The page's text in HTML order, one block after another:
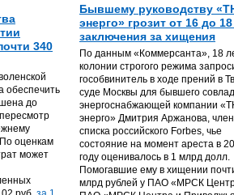
340
обеспечить
до
оценкам
может
Бывшему руководству
энерго» грозит от 16 до
заключения за хищения
По данным «Коммерсанта», 18
колонии строгого режима
гособвинитель в ходе прений в
суде Москвы для бывшего
энергоснабжающей компании
энерго» Дмитрия Аржанова,
списка российского Forbes, чье
состояние на момент ареста в
году оценивалось в 1 млрд долл.
Помогавшие ему в хищении
млрд рублей у ПАО «МРСК